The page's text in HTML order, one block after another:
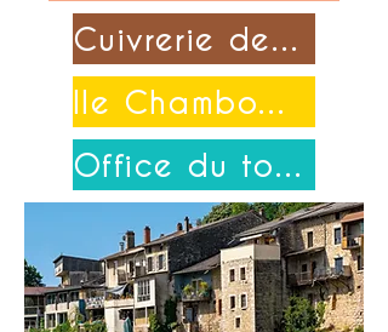
Cuivrerie de Cerdon
Ile Chambod-Merpuis
Office du tourisme